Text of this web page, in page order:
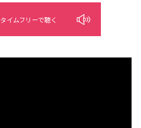
タイムフリーで聴く